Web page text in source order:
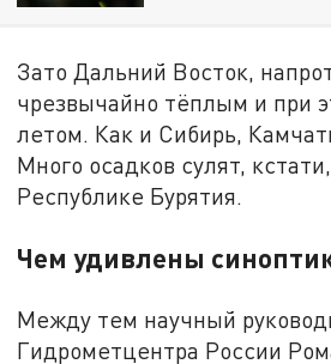
Зато Дальний Восток,
чрезвычайно тёплым и при
летом. Как и Сибирь,
Много осадков сулят,
Республике Бурятия.
Чем удивлены
Между тем научный
Гидрометцентра России